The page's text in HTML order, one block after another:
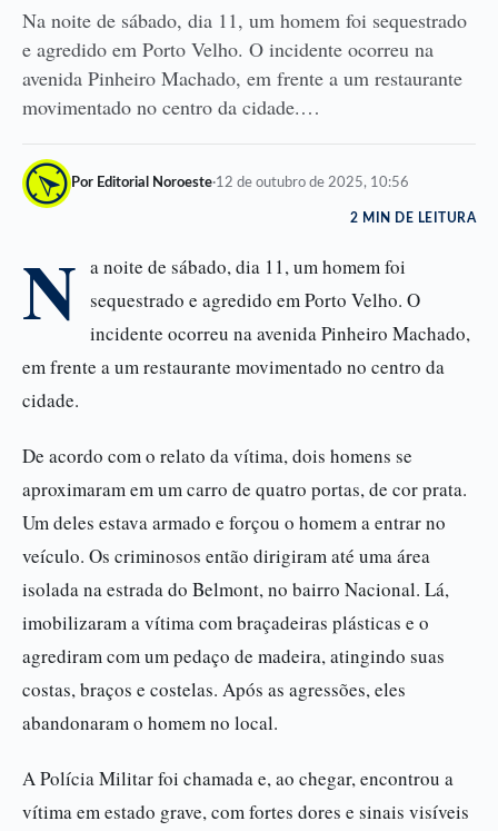
Na noite de sábado, dia 11, um homem foi sequestrado
e agredido em Porto Velho. O incidente ocorreu na
avenida Pinheiro Machado, em frente a um restaurante
movimentado no centro da cidade.…
Por Editorial Noroeste·12 de outubro de 2025, 10:56
2 MIN DE LEITURA
N a noite de sábado, dia 11, um homem foi
sequestrado e agredido em Porto Velho. O
incidente ocorreu na avenida Pinheiro Machado,
em frente a um restaurante movimentado no centro da
cidade.
De acordo com o relato da vítima, dois homens se
aproximaram em um carro de quatro portas, de cor prata.
Um deles estava armado e forçou o homem a entrar no
veículo. Os criminosos então dirigiram até uma área
isolada na estrada do Belmont, no bairro Nacional. Lá,
imobilizaram a vítima com braçadeiras plásticas e o
agrediram com um pedaço de madeira, atingindo suas
costas, braços e costelas. Após as agressões, eles
abandonaram o homem no local.
A Polícia Militar foi chamada e, ao chegar, encontrou a
vítima em estado grave, com fortes dores e sinais visíveis